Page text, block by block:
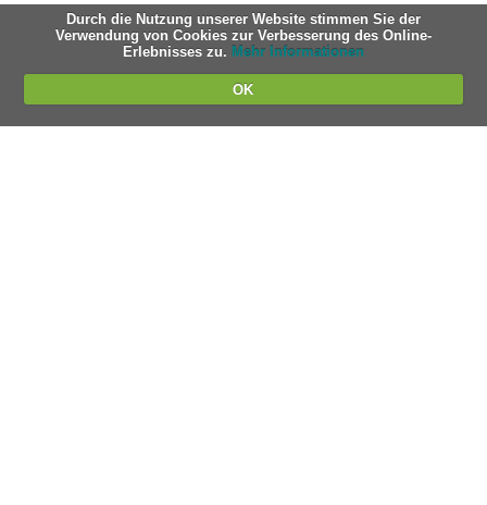
Durch die Nutzung unserer Website stimmen Sie der
Verwendung von Cookies zur Verbesserung des Online-
Erlebnisses zu. Mehr Informationen
OK